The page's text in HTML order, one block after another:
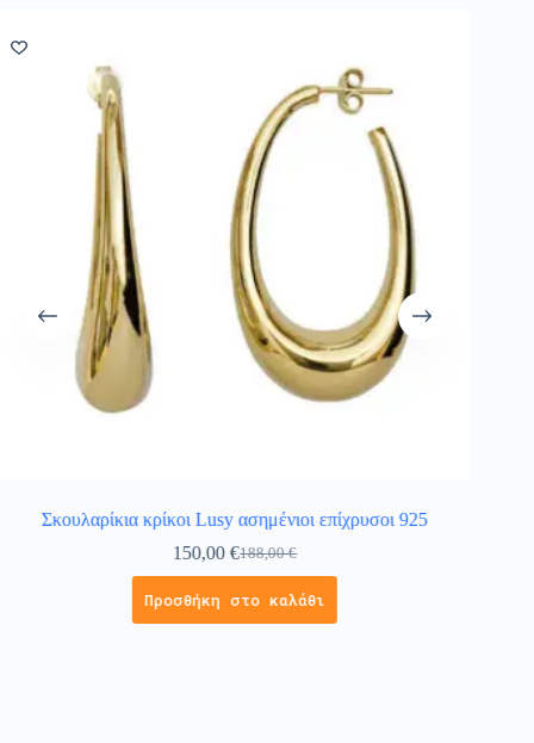
Σκουλαρίκια κρίκοι Lusy ασημένιοι επίχρυσοι 925
188,00€
150,00€
Προσθήκη στο καλάθι